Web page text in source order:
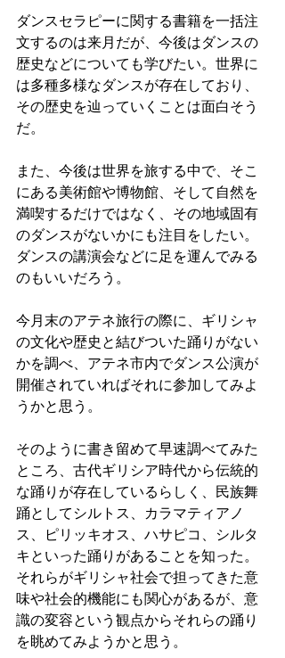
ダンスセラピーに関する書籍を一括注
文するのは来月だが、今後はダンスの
歴史などについても学びたい。世界に
は多種多様なダンスが存在しており、
その歴史を辿っていくことは面白そう
だ。
また、今後は世界を旅する中で、そこ
にある美術館や博物館、そして自然を
満喫するだけではなく、その地域固有
のダンスがないかにも注目をしたい。
ダンスの講演会などに足を運んでみる
のもいいだろう。
今月末のアテネ旅行の際に、ギリシャ
の文化や歴史と結びついた踊りがない
かを調べ、アテネ市内でダンス公演が
開催されていればそれに参加してみよ
うかと思う。
そのように書き留めて早速調べてみた
ところ、古代ギリシア時代から伝統的
な踊りが存在しているらしく、民族舞
踊としてシルトス、カラマティアノ
ス、ピリッキオス、ハサピコ、シルタ
キといった踊りがあることを知った。
それらがギリシャ社会で担ってきた意
味や社会的機能にも関心があるが、意
識の変容という観点からそれらの踊り
を眺めてみようかと思う。